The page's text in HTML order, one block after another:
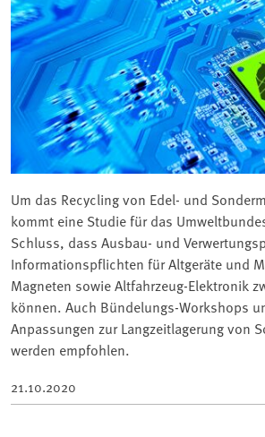
Um das Recycling von Edel- und
kommt eine Studie für das
Schluss, dass Ausbau- und
Informationspflichten für Altgeräte und
Magneten sowie Altfahrzeug-Elektronik
können. Auch Bündelungs-Workshops
Anpassungen zur Langzeitlagerung von
werden empfohlen.
21.10.2020